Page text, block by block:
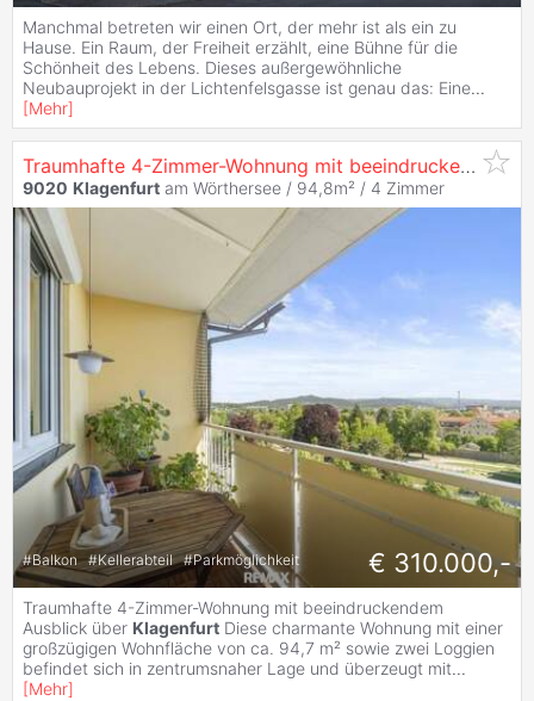
Manchmal betreten wir einen Ort, der mehr ist als ein zu
Hause. Ein Raum, der Freiheit erzählt, eine Bühne für die
Schönheit des Lebens. Dieses außergewöhnliche
Neubauprojekt in der Lichtenfelsgasse ist genau das: Eine...
[Mehr]
Traumhafte 4-Zimmer-Wohnung mit beeindruckendem Ausblick über
9020 Klagenfurt am Wörthersee / 94,8m² / 4 Zimmer
#Balkon #Kellerabteil #Parkmöglichkeit € 310.000,-
Traumhafte 4-Zimmer-Wohnung mit beeindruckendem
Ausblick über Klagenfurt Diese charmante Wohnung mit einer
großzügigen Wohnfläche von ca. 94,7 m² sowie zwei Loggien
befindet sich in zentrumsnaher Lage und überzeugt mit...
[Mehr]